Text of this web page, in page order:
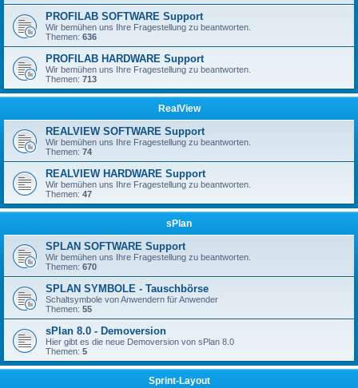
PROFILAB SOFTWARE Support
Wir bemühen uns Ihre Fragestellung zu beantworten.
Themen: 636
PROFILAB HARDWARE Support
Wir bemühen uns Ihre Fragestellung zu beantworten.
Themen: 713
RealView
REALVIEW SOFTWARE Support
Wir bemühen uns Ihre Fragestellung zu beantworten.
Themen: 74
REALVIEW HARDWARE Support
Wir bemühen uns Ihre Fragestellung zu beantworten.
Themen: 47
sPlan
SPLAN SOFTWARE Support
Wir bemühen uns Ihre Fragestellung zu beantworten.
Themen: 670
SPLAN SYMBOLE - Tauschbörse
Schaltsymbole von Anwendern für Anwender
Themen: 55
sPlan 8.0 - Demoversion
Hier gibt es die neue Demoversion von sPlan 8.0
Themen: 5
Sprint-Layout